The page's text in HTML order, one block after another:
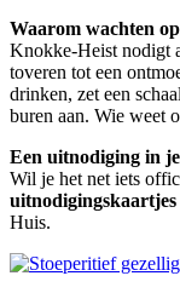
Waarom wachten
Knokke-Heist nodigt
toveren tot een
drinken, zet een
buren aan. Wie weet
Een uitnodiging in
Wil je het net iets
uitnodigingskaartjes
Huis.